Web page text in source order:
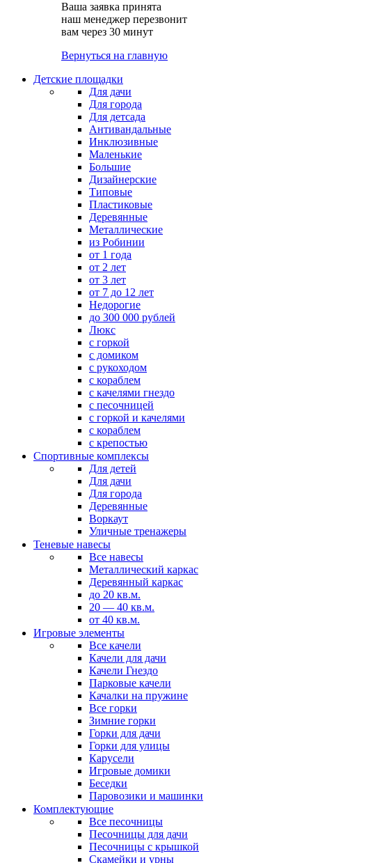
Ваша заявка принята
наш менеджер перезвонит
вам через 30 минут
Вернуться на главную
Детские площадки
Для дачи
Для города
Для детсада
Антивандальные
Инклюзивные
Маленькие
Большие
Дизайнерские
Типовые
Пластиковые
Деревянные
Металлические
из Робинии
от 1 года
от 2 лет
от 3 лет
от 7 до 12 лет
Недорогие
до 300 000 рублей
Люкс
с горкой
с домиком
с рукоходом
с кораблем
с качелями гнездо
с песочницей
с горкой и качелями
с кораблем
с крепостью
Спортивные комплексы
Для детей
Для дачи
Для города
Деревянные
Воркаут
Уличные тренажеры
Теневые навесы
Все навесы
Металлический каркас
Деревянный каркас
до 20 кв.м.
20 — 40 кв.м.
от 40 кв.м.
Игровые элементы
Все качели
Качели для дачи
Качели Гнездо
Парковые качели
Качалки на пружине
Все горки
Зимние горки
Горки для дачи
Горки для улицы
Карусели
Игровые домики
Беседки
Паровозики и машинки
Комплектующие
Все песочницы
Песочницы для дачи
Песочницы с крышкой
Скамейки и урны